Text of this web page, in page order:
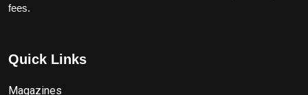
fees.
Quick Links
Magazines